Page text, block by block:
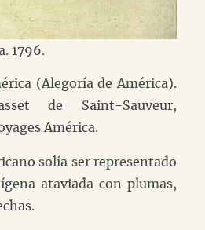
1796.
(Alegoría de América).
de Saint-Sauveur,
América.
solía ser representado
ataviada con plumas,